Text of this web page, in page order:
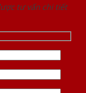
tư vấn chi tiết